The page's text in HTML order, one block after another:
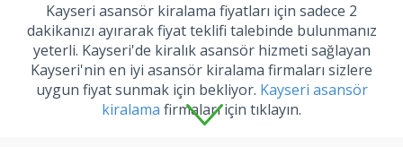
Kayseri asansör kiralama fiyatları için sadece 2
dakikanızı ayırarak fiyat teklifi talebinde bulunmanız
yeterli. Kayseri'de kiralık asansör hizmeti sağlayan
Kayseri'nin en iyi asansör kiralama firmaları sizlere
uygun fiyat sunmak için bekliyor. Kayseri asansör
kiralama firmaları için tıklayın.